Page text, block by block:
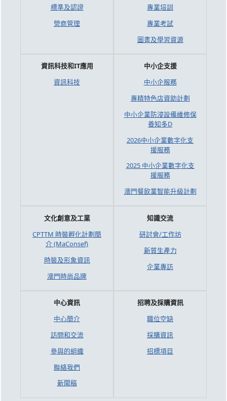
標準及認證
營商管理
專業培訓
專業考試
圖書及學習資源
資訊科技和IT應用
資訊科技
中小企支援
中小企服務
專精特色店資助計劃
中小企業防浸設備維修保
養知多D
2026中小企業數字化支
援服務
2025 中小企業數字化支
援服務
澳門餐飲業智能升級計劃
文化創意及工業
CPTTM 時裝孵化計劃簡
介 (MaConsef)
時裝及形象資訊
澳門時尚品牌
知識交流
研討會/工作坊
新質生產力
企業專訪
中心資訊
中心簡介
訪問和交流
參與的組織
聯絡我們
新聞稿
招聘及採購資訊
職位空缺
採購資訊
招標項目